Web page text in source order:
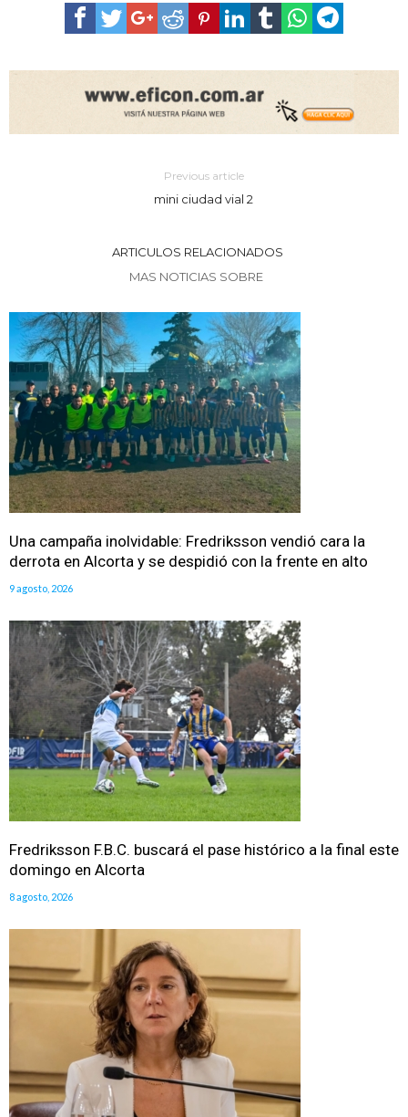
Previous article
mini ciudad vial 2
ARTICULOS RELACIONADOS
MAS NOTICIAS SOBRE
Una campaña inolvidable: Fredriksson vendió cara la
derrota en Alcorta y se despidió con la frente en alto
9 agosto, 2026
Fredriksson F.B.C. buscará el pase histórico a la final este
domingo en Alcorta
8 agosto, 2026